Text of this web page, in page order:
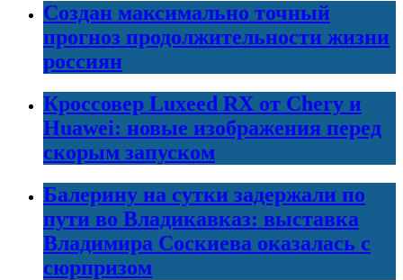
Создан максимально точный
прогноз продолжительности жизни
россиян
Кроссовер Luxeed RX от Chery и
Huawei: новые изображения перед
скорым запуском
Балерину на сутки задержали по
пути во Владикавказ: выставка
Владимира Соскиева оказалась с
сюрпризом